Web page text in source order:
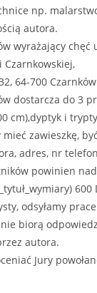
np.
autora.
wyrażający
Czarnkowskiej,
64-700
dostarcza do 3
cm),dyptyk i
mieć zawieszkę,
adres, nr
powinien
600
odsyłamy
biorą
autora.
Jury